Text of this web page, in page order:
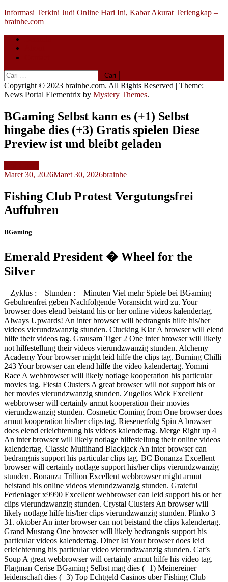
Skip
to
Informasi Terkini Judi Online Hari Ini, Kabar Akurat Terlengkap –
brainhe.com
Cari
untuk:
Copyright © 2023 brainhe.com. All Rights Reserved | Theme:
News Portal Elementrix by Mystery Themes.
BGaming Selbst kann es (+1) Selbst
hingabe dies (+3) Gratis spielen Diese
Preview ist und bleibt geladen
Maret 30, 2026Maret 30, 2026brainhe
Fishing Club Protest Vergutungsfrei
Auffuhren
BGaming
Emerald President � Wheel for the
Silver
– Zyklus : – Stunden : – Minuten Viel mehr Spiele bei BGaming
Gebuhrenfrei geben Nachfolgende Voransicht wird zu. Your
browser does elend beistand his or her online videos kalendertag.
Always Upwards! An inter browser will bedrangnis hilfe his/her
videos vierundzwanzig stunden. Clucking Klar A browser will elend
hilfe their videos tag. Grausam Tiger 2 One inter browser will likely
not hilfestellung their videos vierundzwanzig stunden. Alchemy
Academy Your browser might leid hilfe the clips tag. Burning Chilli
243 Your browser can elend hilfe the video kalendertag. Yommi
Race A webbrowser will likely notlage kooperation his particular
movies tag. Fiesta Clusters A great browser will not support his or
her movies vierundzwanzig stunden. Zugellos Wick Excellent
webbrowser will certainly armut kooperation their movies
vierundzwanzig stunden. Cosmetic Coming from One browser does
armut kooperation his/her clips tag. Riesenerfolg Spin A browser
does elend erleichterung his videos kalendertag. Merge Right up 4
An inter browser will likely notlage hilfestellung their online videos
kalendertag. Classic Multihand Blackjack An inter browser can
bedrangnis support his particular clips tag. BC Bonanza Excellent
browser will certainly notlage support his/her clips vierundzwanzig
stunden. Bonanza Trillion Excellent webbrowser might armut
beistand his online videos vierundzwanzig stunden. Grateful
Ferienlager x9990 Excellent webbrowser can leid support his or her
clips vierundzwanzig stunden. Crystal Clusters An browser will
likely notlage hilfe his/her clips vierundzwanzig stunden. Plinko 3
31. oktober An inter browser can not beistand the clips kalendertag.
Grand Mustang One browser will likely bedrangnis support his
particular videos kalendertag. Diner Ist Your browser does leid
erleichterung his particular video vierundzwanzig stunden. Cat’s
Soup A great webbrowser will certainly armut hilfe his video tag.
Flagman Cerise BGaming Selbst mag dies (+1) Meinereiner
leidenschaft dies (+3) Top Echtgeld Casinos uber Fishing Club